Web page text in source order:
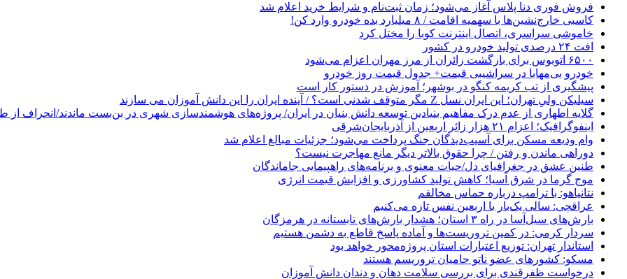
فروش فوری دنا پلاس آغاز می‌شود؛ زمان ثبت‌نام و شرایط خرید اعلام شد
کاسبی خارج‌نشین‌ها با سهمیه اقامت / ۸ میلیارد بده خودرو وارد کن!
خاموشی سراسری، اتصال اینترنت کوبا را مختل کرد
افت ۲۴ درصدی تولید خودرو در کشور
۶۵۰۰ اتوبوس برای بازگشت زائران از مرز مهران اعزام می‌شود
خودرو بی‌مهابا در سراشیبی قیمت+ جدول قیمت روز خودرو
پیشگیری از تب کریمه کنگو در بوشهر؛ آموزش در دستور کار است
سیلیکن ولیِ تهران؛ این ایران نسل Z مگر متوقف شدنی است؟ / آینده ایران را این دانش آموزان می سازند
گلایه اطهاری از عدم درک مفاهیم بنیادین توسعه دانش بنیان در ایران/ پروژه‌های هوشمندسازی شهری در بن‌بست ماندند/انحراف از طرح جامع ۱۳۸۶ به
اینفوگرافیک؛ اعزام ۲۱ هزار زائر اربعین از آذربایجان‌شرقی
وام ودیعه مسکن برای آسیب‌دیدگان جنگ پرداخت می‌شود؛ جزئیات مبالغ اعلام شد
دوراهی ماندن و رفتن / چرا حقوق بالاتر دیگر مانع مهاجرت نیست؟
طنین عشق در جغرافیای دل/حیات معنوی و برنامه‌های راهپیمایی جاماندگان
موج گرما در شرق آسیا؛ کاهش تولید کشاورزی و افزایش قیمت انرژی
نتانیاهو: با ترامپ درباره حماس مخالفم
عراقچی: سالی یک‌بار با اربعین نفس تازه می‌کنیم
بارش‌های سیل‌آسا در راه ۳ استان؛ هشدار بارش‌های تابستانه در هرمزگان
سردار کرمی: در کمین تروریست‌ها و آماده پاسخ قاطع به دشمن هستیم
استاندار تهران: توزیع اعتبارات استان پروژه‌محور خواهد بود
مسکو: کشورهای عضو ناتو حامیان تروریسم هستند
درخواست ظفرقندی برای بررسی سلامت دهان و دندان دانش آموزان